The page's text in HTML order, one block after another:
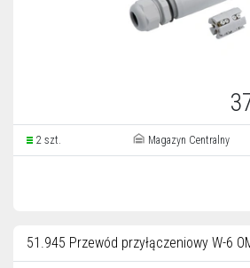
2 szt. Magazyn Centralny
51.945 Przewód przyłączeniowy W-6